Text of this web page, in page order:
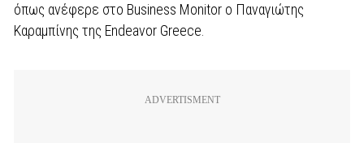
όπως ανέφερε στο Business Monitor ο Παναγιώτης
Καραμπίνης της Endeavor Greece.